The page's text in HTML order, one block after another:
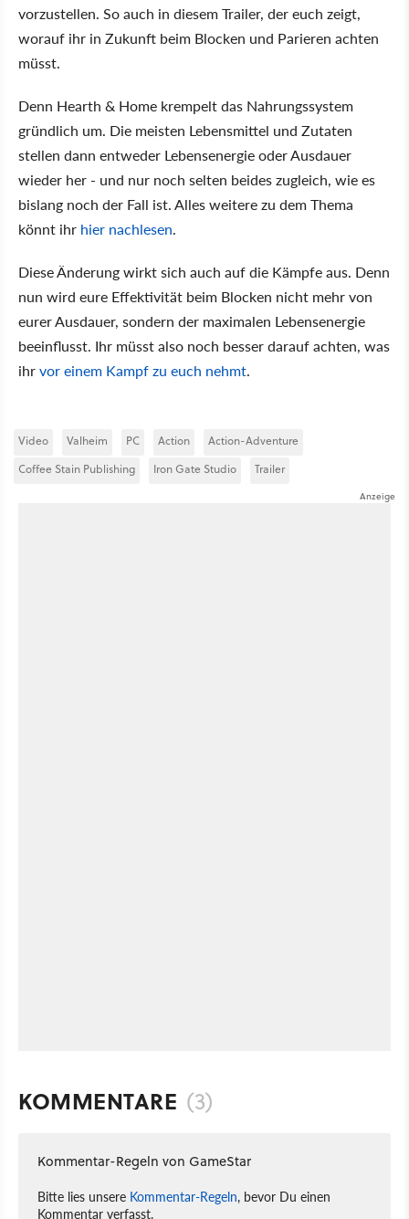
vorzustellen. So auch in diesem Trailer, der euch zeigt,
worauf ihr in Zukunft beim Blocken und Parieren achten
müsst.
Denn Hearth & Home krempelt das Nahrungssystem
gründlich um. Die meisten Lebensmittel und Zutaten
stellen dann entweder Lebensenergie oder Ausdauer
wieder her - und nur noch selten beides zugleich, wie es
bislang noch der Fall ist. Alles weitere zu dem Thema
könnt ihr hier nachlesen.
Diese Änderung wirkt sich auch auf die Kämpfe aus. Denn
nun wird eure Effektivität beim Blocken nicht mehr von
eurer Ausdauer, sondern der maximalen Lebensenergie
beeinflusst. Ihr müsst also noch besser darauf achten, was
ihrvor einem Kampf zu euch nehmt.
Video Valheim PC Action
Action-Adventure
Coffee Stain Publishing
Iron Gate Studio Trailer
KOMMENTARE (3)
Kommentar-Regeln von GameStar
Bitte lies unsere Kommentar-Regeln, bevor Du einen
Kommentar verfasst.